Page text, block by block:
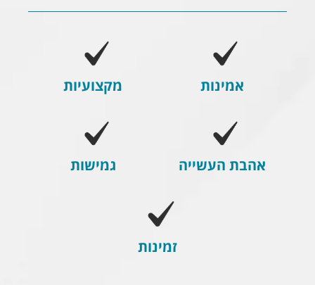
אמינות מקצועיות
אהבת העשייה גמישות
זמינות